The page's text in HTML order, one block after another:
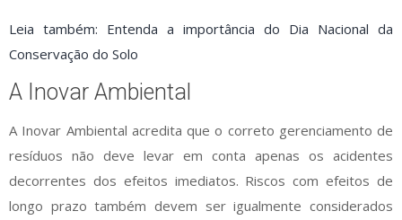
Leia também: Entenda a importância do Dia Nacional da
Conservação do Solo
A Inovar Ambiental
A Inovar Ambiental acredita que o correto gerenciamento de
resíduos não deve levar em conta apenas os acidentes
decorrentes dos efeitos imediatos. Riscos com efeitos de
longo prazo também devem ser igualmente considerados